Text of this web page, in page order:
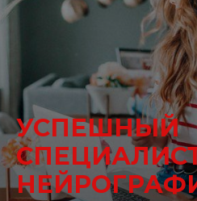
УСПЕШНЫЙ